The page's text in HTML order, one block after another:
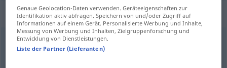
Synonyme für "wachsam"
sorgfältig,behutsam,sorgsam
Genaue Geolocation-Daten verwenden. Geräteeigenschaften zur
Identifikation aktiv abfragen. Speichern von und/oder Zugriff auf
Informationen auf einem Gerät. Personalisierte Werbung und Inhalte,
Messung von Werbung und Inhalten, Zielgruppenforschung und
Entwicklung von Dienstleistungen.
Liste der Partner (Lieferanten)